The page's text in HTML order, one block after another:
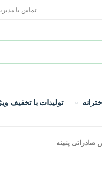
تماس با
تولیدات با تخفیف
پنبینه